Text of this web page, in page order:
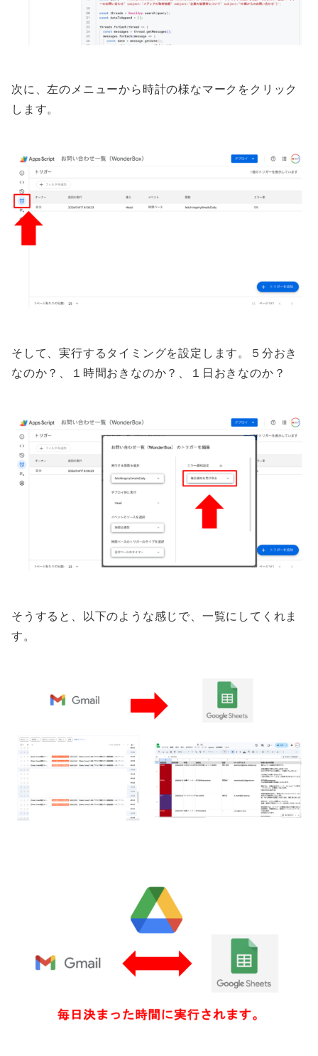
次に、左のメニューから時計の様なマークをクリック
します。
そして、実行するタイミングを設定します。５分おき
なのか？、１時間おきなのか？、１日おきなのか？
そうすると、以下のような感じで、一覧にしてくれま
す。